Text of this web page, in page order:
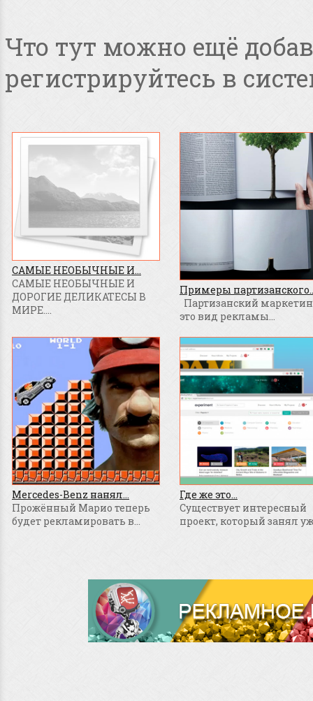
Что тут можно ещё
регистрируйтесь в
САМЫЕ НЕОБЫЧНЫЕ И...
САМЫЕ НЕОБЫЧНЫЕ И
ДОРОГИЕ ДЕЛИКАТЕСЫ В
МИРЕ....
Примеры
Партизанский
это вид рекламы...
Mercedes-Benz нанял...
Прожённый Марио теперь
будет рекламировать в...
Где же это...
Существует интересный
проект, который занял